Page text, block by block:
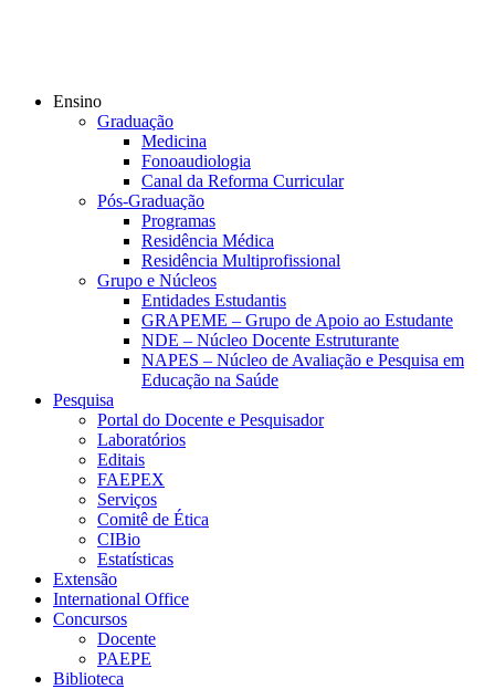
Ensino
Graduação
Medicina
Fonoaudiologia
Canal da Reforma Curricular
Pós-Graduação
Programas
Residência Médica
Residência Multiprofissional
Grupo e Núcleos
Entidades Estudantis
GRAPEME – Grupo de Apoio ao Estudante
NDE – Núcleo Docente Estruturante
NAPES – Núcleo de Avaliação e Pesquisa em
Educação na Saúde
Pesquisa
Portal do Docente e Pesquisador
Laboratórios
Editais
FAEPEX
Serviços
Comitê de Ética
CIBio
Estatísticas
Extensão
International Office
Concursos
Docente
PAEPE
Biblioteca